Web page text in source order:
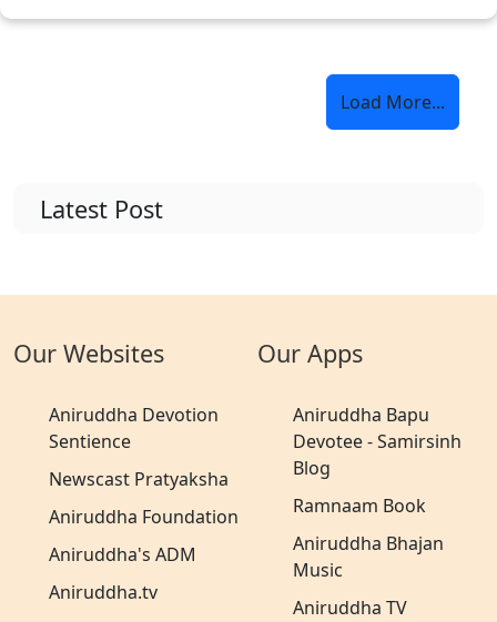
Load More...
Latest Post
Our Websites
Aniruddha Devotion
Sentience
Newscast Pratyaksha
Aniruddha Foundation
Aniruddha's ADM
Aniruddha.tv
Our Apps
Aniruddha Bapu
Devotee - Samirsinh
Blog
Ramnaam Book
Aniruddha Bhajan
Music
Aniruddha TV